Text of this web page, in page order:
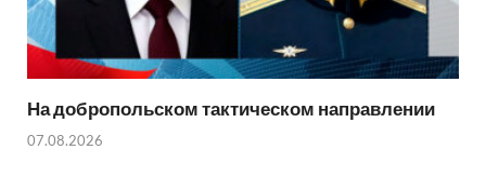
На добропольском тактическом направлении
07.08.2026